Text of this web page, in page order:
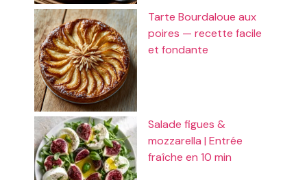
Tarte Bourdaloue aux
poires — recette facile
et fondante
Salade figues &
mozzarella | Entrée
fraîche en 10 min